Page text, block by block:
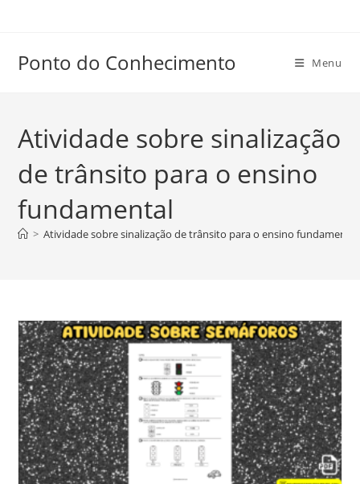
conteúdo
Ponto do Conhecimento Menu
Atividade sobre sinalização
de trânsito para o ensino
fundamental
> Atividade sobre sinalização de trânsito para o ensino fundamental